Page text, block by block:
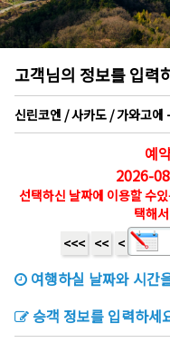
고객님의 정보를 입력
신린코엔 / 사카도 / 가와고에
예
2026-
선택하신 날짜에 이용할 수
택해
<<< << <
여행하실 날짜와 시간
승객 정보를 입력하세